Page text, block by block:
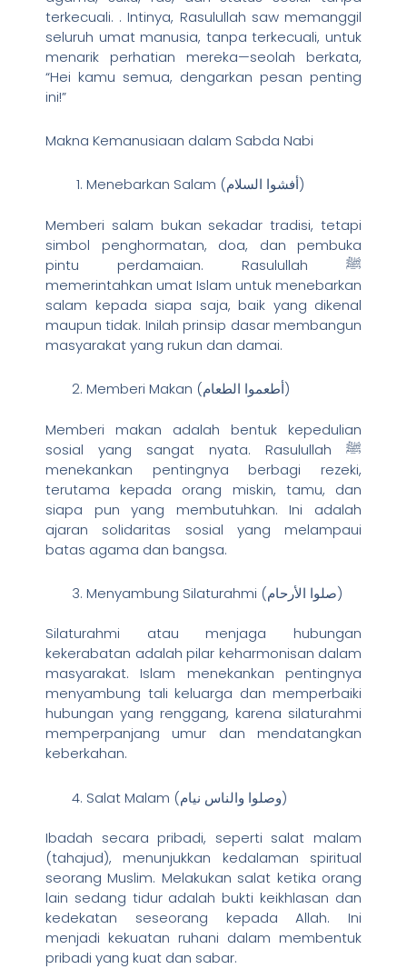
terkecuali. . Intinya, Rasulullah saw memanggil
seluruh umat manusia, tanpa terkecuali, untuk
menarik perhatian mereka—seolah berkata,
“Hei kamu semua, dengarkan pesan penting
ini!”
Makna Kemanusiaan dalam Sabda Nabi
Menebarkan Salam (أفشوا السلام)
Memberi salam bukan sekadar tradisi, tetapi
simbol penghormatan, doa, dan pembuka
pintu perdamaian. Rasulullah ﷺ
memerintahkan umat Islam untuk menebarkan
salam kepada siapa saja, baik yang dikenal
maupun tidak. Inilah prinsip dasar membangun
masyarakat yang rukun dan damai.
Memberi Makan (أطعموا الطعام)
Memberi makan adalah bentuk kepedulian
sosial yang sangat nyata. Rasulullah ﷺ
menekankan pentingnya berbagi rezeki,
terutama kepada orang miskin, tamu, dan
siapa pun yang membutuhkan. Ini adalah
ajaran solidaritas sosial yang melampaui
batas agama dan bangsa.
Menyambung Silaturahmi (صلوا الأرحام)
Silaturahmi atau menjaga hubungan
kekerabatan adalah pilar keharmonisan dalam
masyarakat. Islam menekankan pentingnya
menyambung tali keluarga dan memperbaiki
hubungan yang renggang, karena silaturahmi
memperpanjang umur dan mendatangkan
keberkahan.
Salat Malam (وصلوا والناس نيام)
Ibadah secara pribadi, seperti salat malam
(tahajud), menunjukkan kedalaman spiritual
seorang Muslim. Melakukan salat ketika orang
lain sedang tidur adalah bukti keikhlasan dan
kedekatan seseorang kepada Allah. Ini
menjadi kekuatan ruhani dalam membentuk
pribadi yang kuat dan sabar.